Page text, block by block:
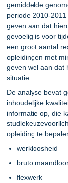
gemiddelde
periode 2010-
geven aan dat
gevoelig is voor
een groot aantal
opleidingen met
geven wel aan dat
situatie.
De analyse bevat
inhoudelijke
informatie op, die
opleiding te
werkloosheid
bruto
flexwerk